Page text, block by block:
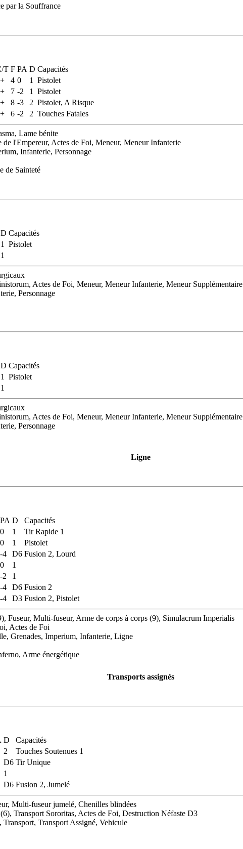
par la Souffrance
T F PA D Capacités
4 0 1
Pistolet
7 -2 1
Pistolet
8 -3 2 Pistolet, A Risque
6 -2 2 Touches Fatales
Lame bénite
de l'Empereur, Actes de Foi, Meneur, Meneur Infanterie
Infanterie, Personnage
de Sainteté
D Capacités
1
Pistolet
1
Actes de Foi, Meneur, Meneur Infanterie, Meneur Supplémentaire
Personnage
D Capacités
1
Pistolet
1
Actes de Foi, Meneur, Meneur Infanterie, Meneur Supplémentaire
Personnage
Ligne
PA D
Capacités
0 1
Tir Rapide 1
0 1
Pistolet
-4 D6 Fusion 2, Lourd
0
1
-2
1
-4 D6 Fusion 2
-4 D3 Fusion 2, Pistolet
Fuseur, Multi-fuseur, Arme de corps à corps (9), Simulacrum Imperialis
Actes de Foi
Grenades, Imperium, Infanterie, Ligne
Arme énergétique
Transports assignés
D
Capacités
2
Touches Soutenues 1
D6 Tir Unique
1
D6 Fusion 2, Jumelé
Multi-fuseur jumelé, Chenilles blindées
Transport Sororitas, Actes de Foi, Destruction Néfaste D3
Transport Assigné, Vehicule